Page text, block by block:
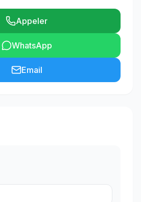
Appeler
WhatsApp
Email